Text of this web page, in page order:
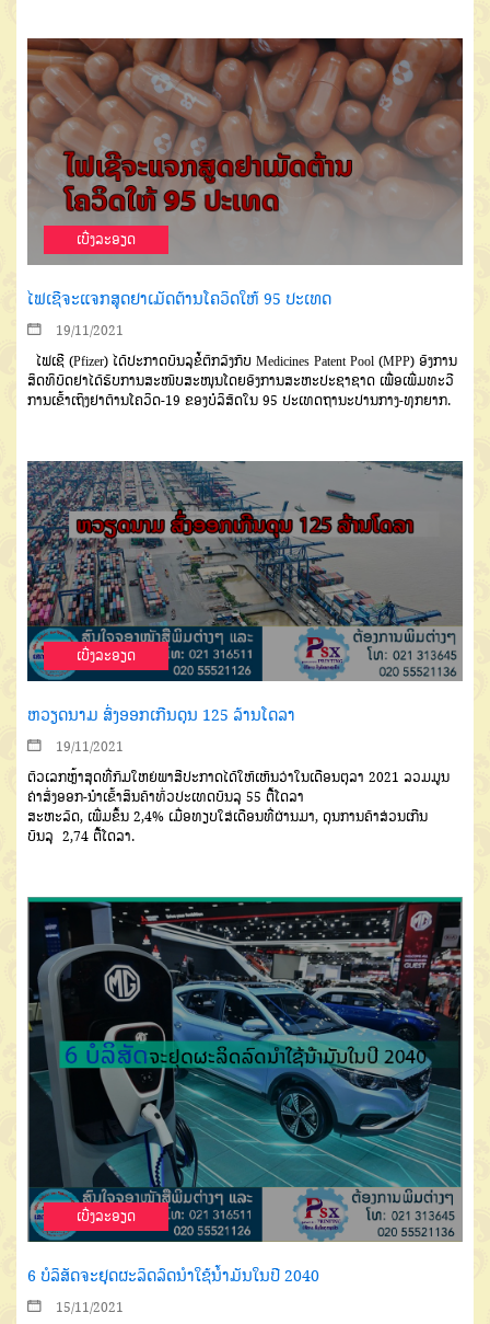
ເບີ່ງລະອຽດ
ໄຟເຊີຈະແຈກສູດຢາເມັດຕ້ານໂຄວິດໃຫ້ 95 ປະເທດ
19/11/2021
ໄຟເຊີ (Pfizer) ໄດ້ປະກາດບັນລຸຂໍ້ຕົກລົງກັບ Medicines Patent Pool (MPP) ອົງການ
ສິດທິບັດຢາໄດ້ຮັບການສະໜັບສະໜຸນໂດຍອົງການສະຫະປະຊາຊາດ ເພື່ອເພີ່ມທະວີ
ການເຂົ້າເຖິງຢາຕ້ານໂຄວິດ-19 ຂອງບໍລິສັດໃນ 95 ປະເທດຖານະປານກາງ-ທຸກຍາກ.
ເບີ່ງລະອຽດ
ຫວຽດນາມ ສົ່ງອອກເກີນດຸນ 125 ລ້ານໂດລາ
19/11/2021
ຕົວເລກຫຼ້າສຸດທີ່ກົມໃຫຍ່ພາສີປະກາດໄດ້ໃຫ້ເຫັນວ່າໃນເດືອນຕຸລາ 2021 ລວມມູນ
ຄ່າສົ່ງອອກ-ນຳເຂົ້າສິນຄ້າທົ່ວປະເທດບັນລຸ 55 ຕື້ໂດລາ
ສະຫະລັດ, ເພີ່ມຂຶ້ນ 2,4% ເມື່ອທຽບໃສ່ເດືອນທີ່ຜ່ານມາ, ດຸນການຄ້າສ່ວນເກີນ
ບັນລຸ 2,74 ຕື້ໂດລາ.
ເບີ່ງລະອຽດ
6 ບໍລິສັດຈະຢຸດຜະລິດລົດນຳໃຊ້ນໍ້າມັນໃນປີ 2040
15/11/2021